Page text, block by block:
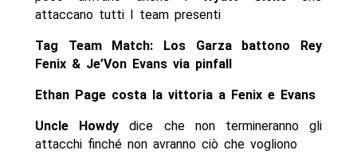
attaccano tutti I team presenti
Tag Team Match: Los Garza battono Rey
Fenix & Je’Von Evans via pinfall
Ethan Page costa la vittoria a Fenix e Evans
Uncle Howdy dice che non termineranno gli
attacchi finché non avranno ciò che vogliono